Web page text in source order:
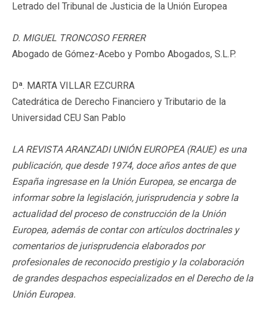
Letrado del Tribunal de Justicia de la Unión Europea
D. MIGUEL TRONCOSO FERRER
Abogado de Gómez-Acebo y Pombo Abogados, S.L.P.
Dª. MARTA VILLAR EZCURRA
Catedrática de Derecho Financiero y Tributario de la
Universidad CEU San Pablo
LA REVISTA ARANZADI UNIÓN EUROPEA (RAUE) es una
publicación, que desde 1974, doce años antes de que
España ingresase en la Unión Europea, se encarga de
informar sobre la legislación, jurisprudencia y sobre la
actualidad del proceso de construcción de la Unión
Europea, además de contar con artículos doctrinales y
comentarios de jurisprudencia elaborados por
profesionales de reconocido prestigio y la colaboración
de grandes despachos especializados en el Derecho de la
Unión Europea.